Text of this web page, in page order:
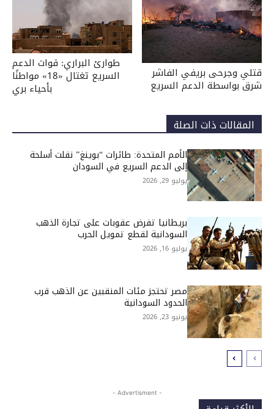
قتلي وجرحى بريفي الفاشر
شرق بواسطة الدعم السريع
طوارئ البراري: قوات الدعم
السريع تغتال «18» مواطنًا
بأحياء بري
المقالات ذات الصلة
الأمم المتحدة: طائرات “بوينغ” نقلت أسلحة
إلى الدعم السريع في السودان
يوليو 29, 2026
بريطانيا تفرض عقوبات على تجارة الذهب
السودانية لقطع تمويل الحرب
يوليو 16, 2026
مصر تحتجز مئات المنقبين عن الذهب قرب
الحدود السودانية
يونيو 23, 2026
- Advertisment -